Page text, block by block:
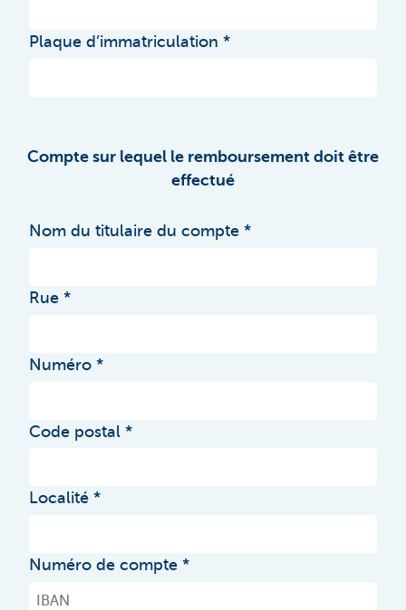
Plaque d’immatriculation
Compte sur lequel le remboursement doit être
effectué
Nom du titulaire du compte
Rue
Numéro
Code postal
Localité
Numéro de compte